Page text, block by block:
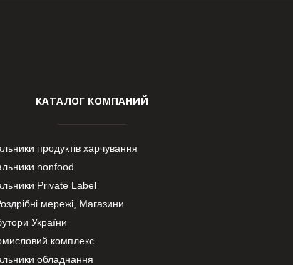
КАТАЛОГ КОМПАНИЙ
продуктів харчування
nonfood
Private Label
мережі, Магазини
України
комплекс
обладнання